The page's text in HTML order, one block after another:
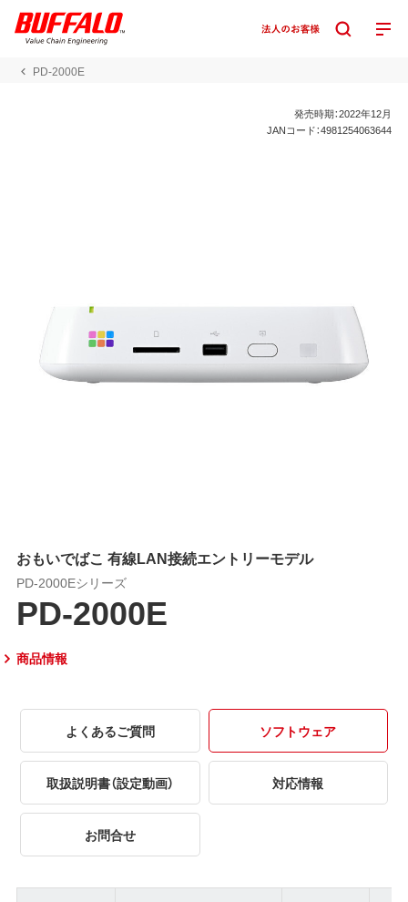
PD-2000E
発売時期：2022年12月
JANコード：4981254063644
おもいでばこ 有線LAN接続エントリーモデル
PD-2000Eシリーズ
PD-2000E
商品情報
よくあるご質問 ソフトウェア
取扱説明書（設定動画） 対応情報
お問合せ